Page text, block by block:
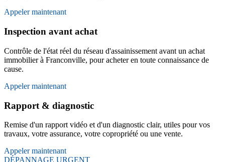
Appeler maintenant
Inspection avant achat
Contrôle de l'état réel du réseau d'assainissement avant un achat
immobilier à Franconville, pour acheter en toute connaissance de
cause.
Appeler maintenant
Rapport & diagnostic
Remise d'un rapport vidéo et d'un diagnostic clair, utiles pour vos
travaux, votre assurance, votre copropriété ou une vente.
Appeler maintenant
DÉPANNAGE URGENT